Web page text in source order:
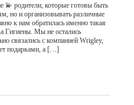
родители, которые готовы быть
но и организовывать различные
к нам обратилась именно такая
Гигиены. Мы не остались
связались с компанией Wrigley,
подарками, а […]